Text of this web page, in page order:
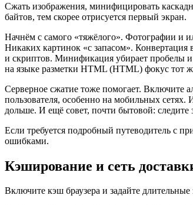
Сжать изображения, минифицировать
байтов, тем скорее отрисуется первый экран.
Начнём с самого «тяжёлого». Фотографии и
Никаких картинок «с запасом».
и скриптов. Минификация убирает пробелы и
на языке разметки HTML (HTML) фокус тот
Серверное сжатие тоже помогает. Включите
пользователя, особенно на мобильных
дольше. И ещё совет, почти бытовой:
Если требуется подробный путеводитель с
ошибками.
Кэширование и сеть
Включите кэш браузера и задайте длительные